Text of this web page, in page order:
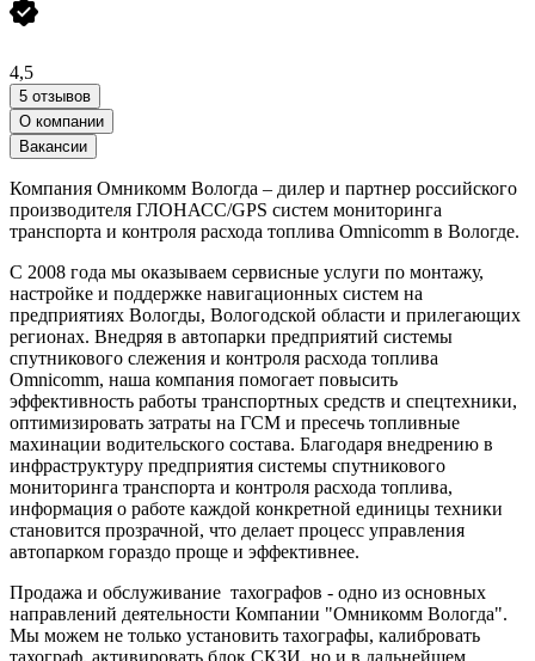
4,5
5 отзывов
О компании
Вакансии
Компания Омникомм Вологда – дилер и партнер российского
производителя ГЛОНАСС/GPS систем мониторинга
транспорта и контроля расхода топлива Omnicomm в Вологде.
С 2008 года мы оказываем сервисные услуги по монтажу,
настройке и поддержке навигационных систем на
предприятиях Вологды, Вологодской области и прилегающих
регионах. Внедряя в автопарки предприятий системы
спутникового слежения и контроля расхода топлива
Omnicomm, наша компания помогает повысить
эффективность работы транспортных средств и спецтехники,
оптимизировать затраты на ГСМ и пресечь топливные
махинации водительского состава. Благодаря внедрению в
инфраструктуру предприятия системы спутникового
мониторинга транспорта и контроля расхода топлива,
информация о работе каждой конкретной единицы техники
становится прозрачной, что делает процесс управления
автопарком гораздо проще и эффективнее.
Продажа и обслуживание тахографов - одно из основных
направлений деятельности Компании "Омникомм Вологда".
Мы можем не только установить тахографы, калибровать
тахограф, активировать блок СКЗИ, но и в дальнейшем